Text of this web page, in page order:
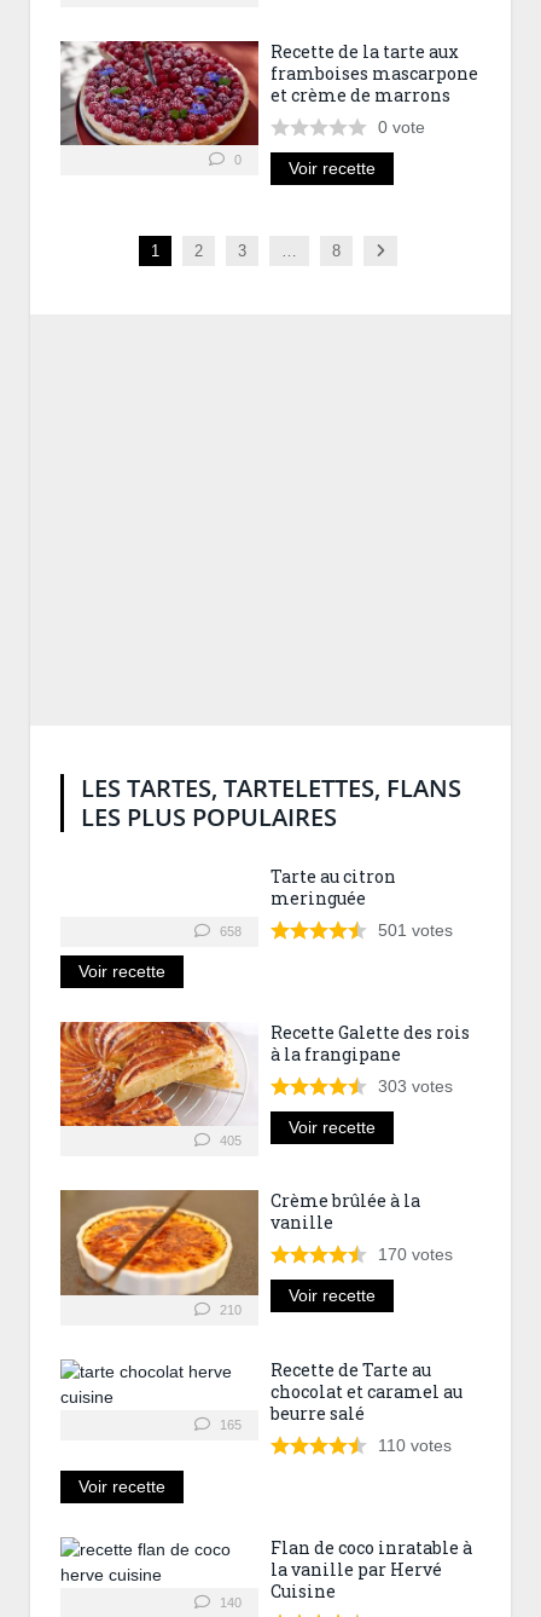
0
Recette de la tarte aux
framboises mascarpone
et crème de marrons
0 vote
Voir recette
1 2 3 8 Next
LES TARTES, TARTELETTES, FLANS
LES PLUS POPULAIRES
658
Tarte au citron
meringuée
501 votes
Voir recette
405
Recette Galette des rois
à la frangipane
303 votes
Voir recette
210
Crème brûlée à la
vanille
170 votes
Voir recette
165
Recette de Tarte au
chocolat et caramel au
beurre salé
110 votes
Voir recette
140
Flan de coco inratable à
la vanille par Hervé
Cuisine